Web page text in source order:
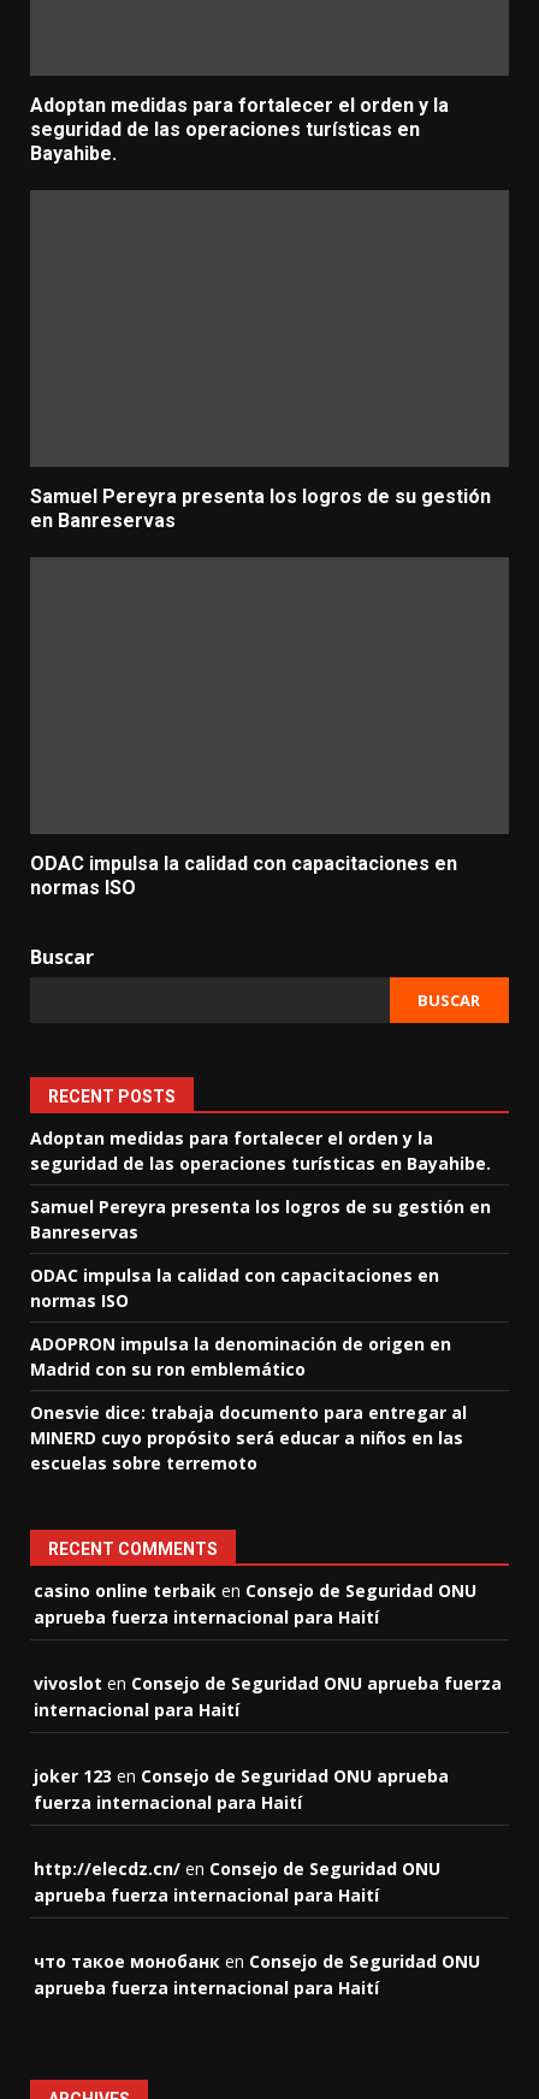
Adoptan medidas para fortalecer el orden y la
seguridad de las operaciones turísticas en
Bayahibe.
Samuel Pereyra presenta los logros de su gestión
en Banreservas
ODAC impulsa la calidad con capacitaciones en
normas ISO
Buscar
BUSCAR
RECENT POSTS
Adoptan medidas para fortalecer el orden y la
seguridad de las operaciones turísticas en Bayahibe.
Samuel Pereyra presenta los logros de su gestión en
Banreservas
ODAC impulsa la calidad con capacitaciones en
normas ISO
ADOPRON impulsa la denominación de origen en
Madrid con su ron emblemático
Onesvie dice: trabaja documento para entregar al
MINERD cuyo propósito será educar a niños en las
escuelas sobre terremoto
RECENT COMMENTS
casino online terbaik en Consejo de Seguridad ONU
aprueba fuerza internacional para Haití
vivoslot en Consejo de Seguridad ONU aprueba fuerza
internacional para Haití
joker 123 en Consejo de Seguridad ONU aprueba
fuerza internacional para Haití
http://elecdz.cn/ en Consejo de Seguridad ONU
aprueba fuerza internacional para Haití
что такое монобанк en Consejo de Seguridad ONU
aprueba fuerza internacional para Haití